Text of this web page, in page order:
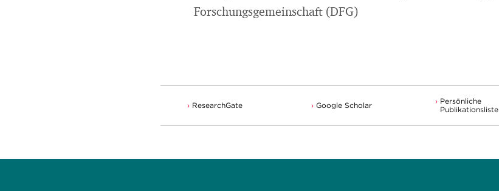
Forschungsgemeinschaft (DFG)
ResearchGate Google Scholar
Persönliche
Publikationsliste